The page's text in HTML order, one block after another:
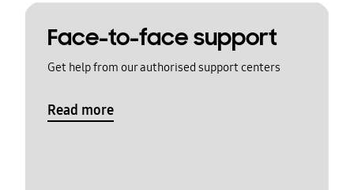
Face-to-face support
Get help from our authorised support centers
Read more